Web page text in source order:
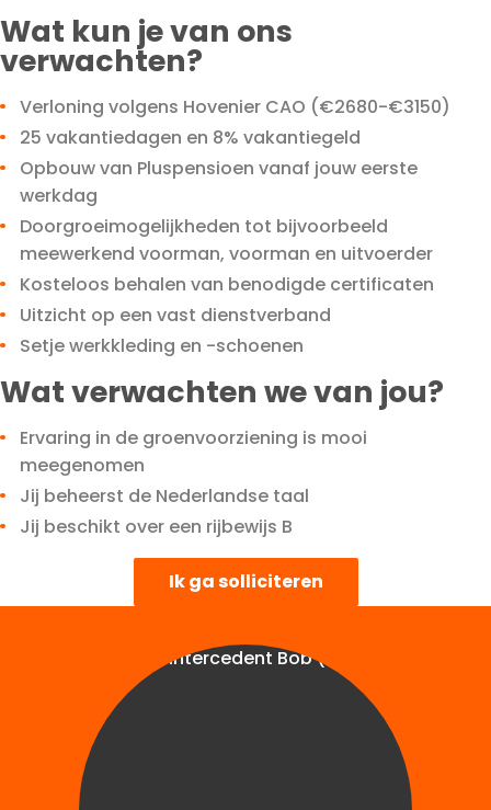
Wat kun je van ons
verwachten?
Verloning volgens Hovenier CAO (€2680-€3150)
25 vakantiedagen en 8% vakantiegeld
Opbouw van Pluspensioen vanaf jouw eerste
werkdag
Doorgroeimogelijkheden tot bijvoorbeeld
meewerkend voorman, voorman en uitvoerder
Kosteloos behalen van benodigde certificaten
Uitzicht op een vast dienstverband
Setje werkkleding en -schoenen
Wat verwachten we van jou?
Ervaring in de groenvoorziening is mooi
meegenomen
Jij beheerst de Nederlandse taal
Jij beschikt over een rijbewijs B
Ik ga solliciteren